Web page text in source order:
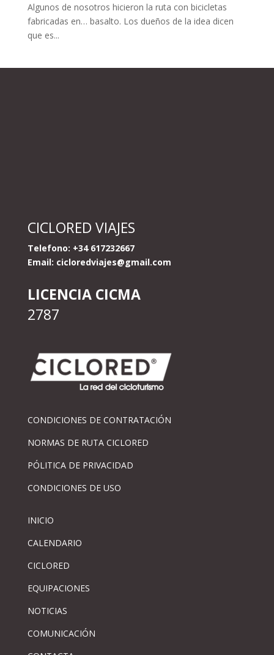
Algunos de nosotros hicieron la ruta con bicicletas
fabricadas en… basalto. Los dueños de la idea dicen
que es...
CICLORED VIAJES
Telefono: +34 617232667
Email: cicloredviajes@gmail.com
LICENCIA CICMA
2787
CONDICIONES DE CONTRATACIÓN
NORMAS DE RUTA CICLORED
PÓLITICA DE PRIVACIDAD
CONDICIONES DE USO
INICIO
CALENDARIO
CICLORED
EQUIPACIONES
NOTICIAS
COMUNICACIÓN